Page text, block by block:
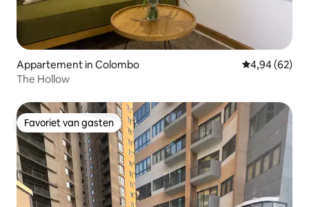
Appartement in Colombo Gemiddelde
4,94 (62)
The Hollow
Favoriet van gasten
Favoriet van gasten